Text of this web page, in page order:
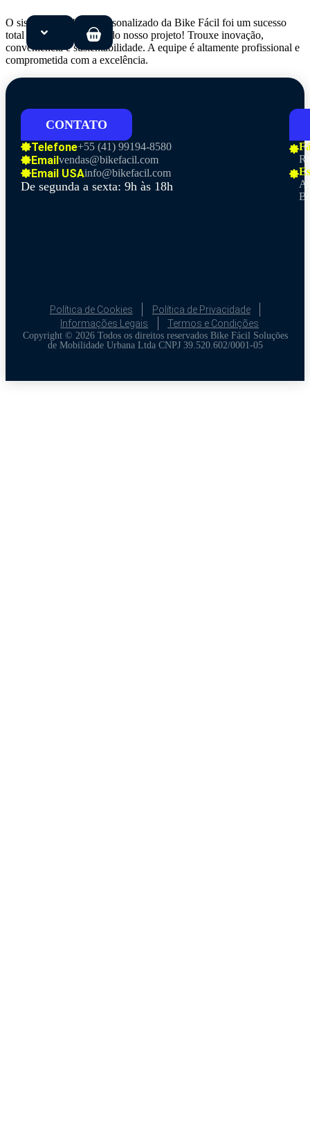
Início
Soluções
Produtos
Sobre
O sistema de e-bikes personalizado da Bike Fácil foi um sucesso
total para o lançamento do nosso projeto! Trouxe inovação,
conveniência e sustentabilidade. A equipe é altamente profissional e
comprometida com a excelência.
CONTATO
Telefone+55 (41) 99194-8580
Email vendas@bikefacil.com
Email USAinfo@bikefacil.com
De segunda a sexta: 9h às 18h
Política de Cookies
Política de Privacidade
Informações Legais
Termos e Condições
Copyright © 2026 Todos os direitos reservados Bike Fácil Soluçōes
de Mobilidade Urbana Ltda CNPJ 39.520.602/0001-05